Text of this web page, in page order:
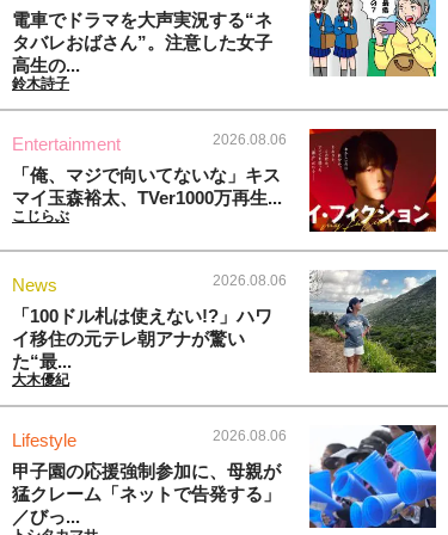
電車でドラマを大声実況する“ネ
タバレおばさん”。注意した女子
高生の...
鈴木詩子
Entertainment 2026.08.06
「俺、マジで向いてないな」キス
マイ玉森裕太、TVer1000万再生...
こじらぶ
News 2026.08.06
「100ドル札は使えない!?」ハワ
イ移住の元テレ朝アナが驚い
た“最...
大木優紀
Lifestyle 2026.08.06
甲子園の応援強制参加に、母親が
猛クレーム「ネットで告発する」
／びっ...